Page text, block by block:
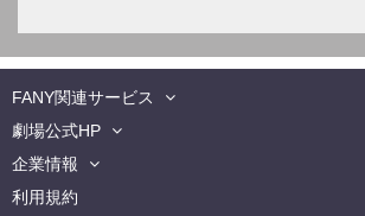
FANY関連サービス
劇場公式HP
企業情報
利用規約